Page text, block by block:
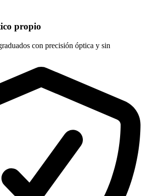
propio
con precisión óptica y sin